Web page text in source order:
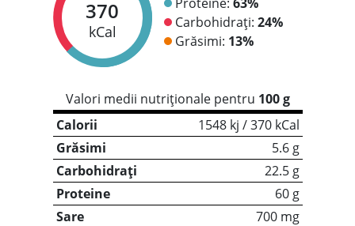
370
kCal
Carbohidrați: 24%
Grăsimi: 13%
Valori medii nutriționale pentru 100 g
Calorii
1548 kj / 370 kCal
Grăsimi
5.6 g
Carbohidrați
22.5 g
Proteine
60 g
Sare
700 mg